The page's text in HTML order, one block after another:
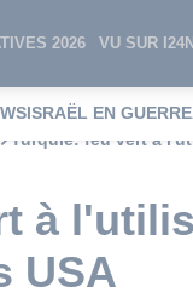
2026 VU SUR
ISRAËL EN GUERRE
Turquie: feu vert à
à
USA